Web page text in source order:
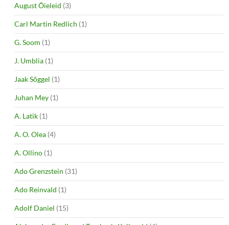
August Õieleid (3)
Carl Martin Redlich (1)
G. Soom (1)
J. Umblia (1)
Jaak Sõggel (1)
Juhan Mey (1)
A. Latik (1)
A. O. Olea (4)
A. Ollino (1)
Ado Grenzstein (31)
Ado Reinvald (1)
Adolf Daniel (15)